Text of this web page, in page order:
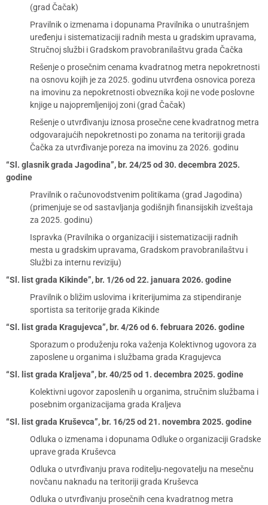
(grad Čačak)
Pravilnik o izmenama i dopunama Pravilnika o unutrašnjem
uređenju i sistematizaciji radnih mesta u gradskim upravama,
Stručnoj službi i Gradskom pravobranilaštvu grada Čačka
Rešenje o prosečnim cenama kvadratnog metra nepokretnosti
na osnovu kojih je za 2025. godinu utvrđena osnovica poreza
na imovinu za nepokretnosti obveznika koji ne vode poslovne
knjige u najopremljenijoj zoni (grad Čačak)
Rešenje o utvrđivanju iznosa prosečne cene kvadratnog metra
odgovarajućih nepokretnosti po zonama na teritoriji grada
Čačka za utvrđivanje poreza na imovinu za 2026. godinu
“Sl. glasnik grada Jagodina”, br. 24/25 od 30. decembra 2025.
godine
Pravilnik o računovodstvenim politikama (grad Jagodina)
(primenjuje se od sastavljanja godišnjih finansijskih izveštaja
za 2025. godinu)
Ispravka (Pravilnika o organizaciji i sistematizaciji radnih
mesta u gradskim upravama, Gradskom pravobranilaštvu i
Službi za internu reviziju)
“Sl. list grada Kikinde”, br. 1/26 od 22. januara 2026. godine
Pravilnik o bližim uslovima i kriterijumima za stipendiranje
sportista sa teritorije grada Kikinde
“Sl. list grada Kragujevca”, br. 4/26 od 6. februara 2026. godine
Sporazum o produženju roka važenja Kolektivnog ugovora za
zaposlene u organima i službama grada Kragujevca
“Sl. list grada Kraljeva”, br. 40/25 od 1. decembra 2025. godine
Kolektivni ugovor zaposlenih u organima, stručnim službama i
posebnim organizacijama grada Kraljeva
“Sl. list grada Kruševca”, br. 16/25 od 21. novembra 2025. godine
Odluka o izmenama i dopunama Odluke o organizaciji Gradske
uprave grada Kruševca
Odluka o utvrđivanju prava roditelju-negovatelju na mesečnu
novčanu naknadu na teritoriji grada Kruševca
Odluka o utvrđivanju prosečnih cena kvadratnog metra